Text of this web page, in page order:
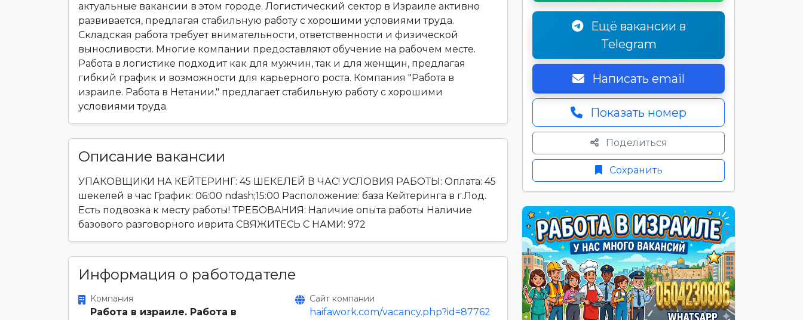
актуальные вакансии в этом городе. Логистический сектор в Израиле активно
развивается, предлагая стабильную работу с хорошими условиями труда.
Складская работа требует внимательности, ответственности и физической
выносливости. Многие компании предоставляют обучение на рабочем месте.
Работа в логистике подходит как для мужчин, так и для женщин, предлагая
гибкий график и возможности для карьерного роста. Компания "Работа в
израиле. Работа в Нетании." предлагает стабильную работу с хорошими
условиями труда.
Описание вакансии
УПАКОВЩИКИ НА КЕЙТЕРИНГ: 45 ШЕКЕЛЕЙ В ЧАС! УСЛОВИЯ РАБОТЫ: Оплата: 45
шекелей в час График: 06:00 ndash;15:00 Расположение: база Кейтеринга в г.Лод.
Есть подвозка к месту работы! ТРЕБОВАНИЯ: Наличие опыта работы Наличие
базового разговорного иврита СВЯЖИТЕСЬ С НАМИ: 972
Информация о работодателе
Компания
Работа в израиле. Работа в
Сайт компании
haifawork.com/vacancy.php?id=87762
Ещё вакансии в
Telegram
Написать email
Показать номер
Поделиться
Сохранить